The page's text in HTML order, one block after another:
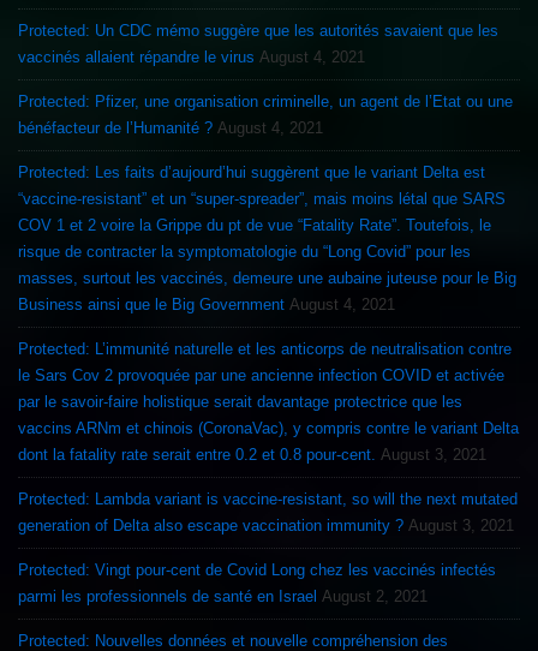
Protected: Un CDC mémo suggère que les autorités savaient que les
vaccinés allaient répandre le virus August 4, 2021
Protected: Pfizer, une organisation criminelle, un agent de l’Etat ou une
bénéfacteur de l’Humanité ? August 4, 2021
Protected: Les faits d’aujourd’hui suggèrent que le variant Delta est
“vaccine-resistant” et un “super-spreader”, mais moins létal que SARS
COV 1 et 2 voire la Grippe du pt de vue “Fatality Rate”. Toutefois, le
risque de contracter la symptomatologie du “Long Covid” pour les
masses, surtout les vaccinés, demeure une aubaine juteuse pour le Big
Business ainsi que le Big Government August 4, 2021
Protected: L’immunité naturelle et les anticorps de neutralisation contre
le Sars Cov 2 provoquée par une ancienne infection COVID et activée
par le savoir-faire holistique serait davantage protectrice que les
vaccins ARNm et chinois (CoronaVac), y compris contre le variant Delta
dont la fatality rate serait entre 0.2 et 0.8 pour-cent. August 3, 2021
Protected: Lambda variant is vaccine-resistant, so will the next mutated
generation of Delta also escape vaccination immunity ? August 3, 2021
Protected: Vingt pour-cent de Covid Long chez les vaccinés infectés
parmi les professionnels de santé en Israel August 2, 2021
Protected: Nouvelles données et nouvelle compréhension des